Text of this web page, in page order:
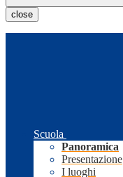
close
Scuola
Panoramica
Presentazione
I luoghi